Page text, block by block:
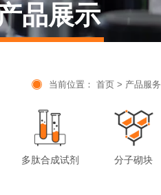
品展示
 当前位置： 首页> 产品服务
多肽合成试剂 分子砌块